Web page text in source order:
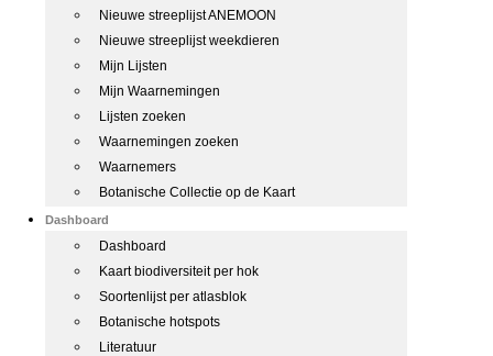
Nieuwe streeplijst ANEMOON
Nieuwe streeplijst weekdieren
Mijn Lijsten
Mijn Waarnemingen
Lijsten zoeken
Waarnemingen zoeken
Waarnemers
Botanische Collectie op de Kaart
Dashboard
Dashboard
Kaart biodiversiteit per hok
Soortenlijst per atlasblok
Botanische hotspots
Literatuur